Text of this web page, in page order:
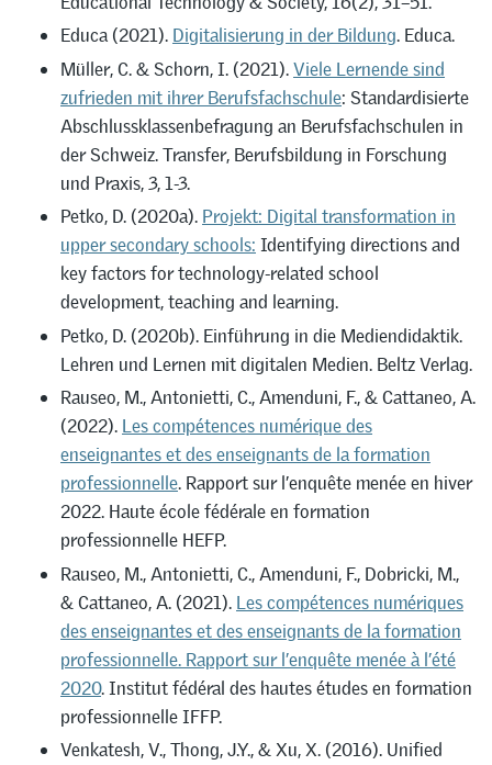
Educa (2021). Digitalisierung in der Bildung. Educa.
Müller, C. & Schorn, I. (2021).Viele Lernende sind
zufrieden mit ihrer Berufsfachschule: Standardisierte
Abschlussklassenbefragung an Berufsfachschulen in
der Schweiz. Transfer, Berufsbildung in Forschung
und Praxis, 3, 1-3.
Petko, D. (2020a). Projekt: Digital transformation in
upper secondary schools: Identifying directions and
key factors for technology-related school
development, teaching and learning.
Petko, D. (2020b). Einführung in die Mediendidaktik.
Lehren und Lernen mit digitalen Medien. Beltz Verlag.
Rauseo, M., Antonietti, C., Amenduni, F., & Cattaneo, A.
(2022). Les compétences numérique des
enseignantes et des enseignants de la formation
professionnelle. Rapport sur l’enquête menée en hiver
2022. Haute école fédérale en formation
professionnelle HEFP.
Rauseo, M., Antonietti, C., Amenduni, F., Dobricki, M.,
& Cattaneo, A. (2021). Les compétences numériques
des enseignantes et des enseignants de la formation
professionnelle. Rapport sur l’enquête menée à l’été
2020. Institut fédéral des hautes études en formation
professionnelle IFFP.
Venkatesh, V., Thong, J.Y., & Xu, X. (2016). Unified